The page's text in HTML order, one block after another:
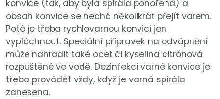
konvice (tak, aby byla spirála ponořena) a
obsah konvice se nechá několikrát přejít varem.
Poté je třeba rychlovarnou konvici jen
vypláchnout. Speciální přípravek na odvápnění
může nahradit také ocet či kyselina citrónová
rozpuštěné ve vodě. Dezinfekci varné konvice je
třeba provádět vždy, když je varná spirála
zanesena.